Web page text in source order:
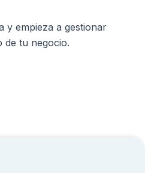
y empieza a gestionar
de tu negocio.